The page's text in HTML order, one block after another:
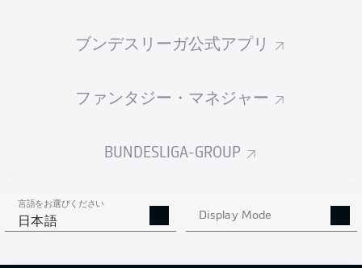
ブンデスリーガ公式アプリ
ファンタジー・マネジャー
BUNDESLIGA-GROUP
言語をお選びください
日本語 Display Mode
Hello and welcome!
VfL Wolfsburg and SG Dynamo Dresden.